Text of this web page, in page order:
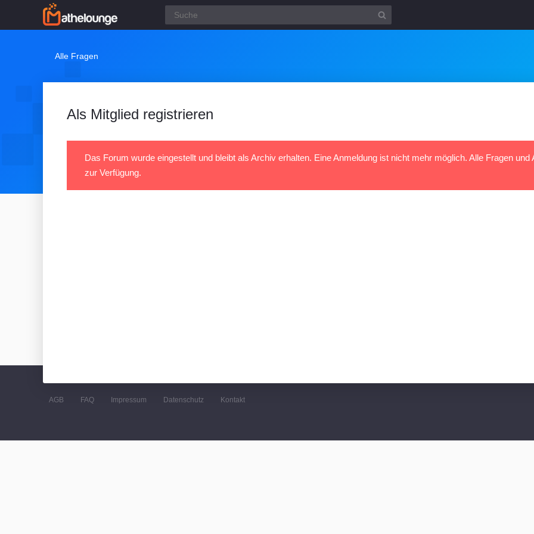
Alle Fragen
Als Mitglied registrieren
Das Forum wurde eingestellt und bleibt als Archiv erhalten. Eine Anmeldung ist nicht mehr möglich. Alle Fragen und
zur Verfügung.
AGB FAQ Impressum Datenschutz Kontakt